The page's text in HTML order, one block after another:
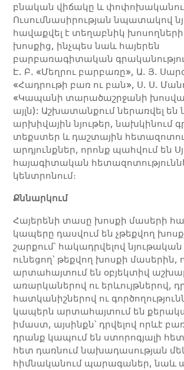
բնական վիճակը և
Ուսումնասիրության նպատակով
հավաքվել է տեղաբնիկ
խոսքից, ինչպես նաև հայերեն
բարբառագիտական
Է. Բ. «Մեղրու բարբառը», Ա. Յ.
«Հադրութի բառ ու բան», Ս. Ս.
«Կապանի տարածաշրջանի
այլն): Աշխատանքում ներառվել են
արխիվային նյութեր, նախկինում
տեքստեր և դաշտային
արդյունքներ, որոնք պահվում են
հայագիտական
կենտրոնում։
Քննարկում
Հայերենի տասը խոսքի մասերի
կապերը դասվում են չթեքվող
շարքում՝ հակադրվելով
ունեցող՝ թեքվող խոսքի մասերին,
արտահայտում են օբյեկտիվ
առարկաներով ու երևույթներով,
հատկանիշներով ու
կապերն արտահայտում են
իմաստ, այսինքն՝ դրվելով որևէ
դրանք կապում են ստորոգյալի
հետ դառնում նախադասության
հիմնականում պարագաներ, նաև